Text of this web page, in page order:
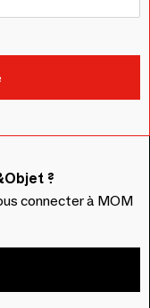
?
connecter à MOM